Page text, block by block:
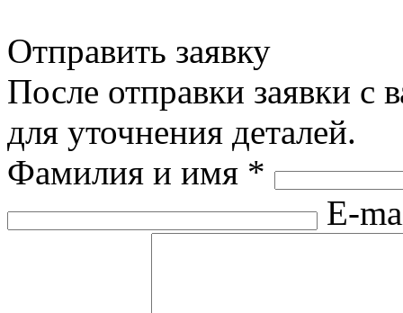
Отправить заявку
После отправки заявки с
для уточнения деталей.
Фамилия и имя *
E-